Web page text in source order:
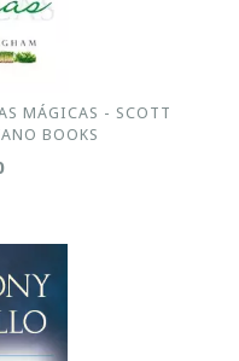
MÁGICAS - SCOTT
BOOKS